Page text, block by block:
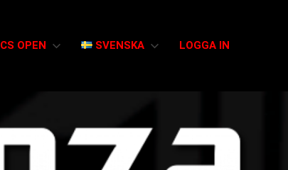
OPEN SVENSKA LOGGA IN